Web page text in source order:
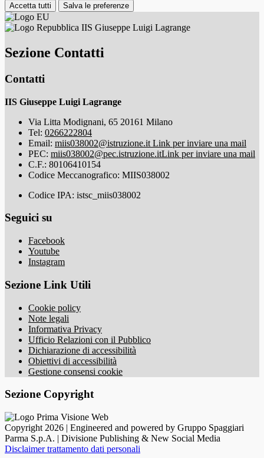
Accetta tutti Salva le preferenze
IIS Giuseppe Luigi Lagrange
Sezione Contatti
Contatti
IIS Giuseppe Luigi Lagrange
Via Litta Modignani, 65 20161 Milano
Tel: 0266222804
Email: miis038002@istruzione.it Link per inviare una mail
PEC: miis038002@pec.istruzione.itLink per inviare una mail
C.F.: 80106410154
Codice Meccanografico: MIIS038002
Codice IPA: istsc_miis038002
Seguici su
Facebook
Youtube
Instagram
Sezione Link Utili
Cookie policy
Note legali
Informativa Privacy
Ufficio Relazioni con il Pubblico
Dichiarazione di accessibilità
Obiettivi di accessibilità
Gestione consensi cookie
Sezione Copyright
Copyright 2026 | Engineered and powered by Gruppo Spaggiari
Parma S.p.A. | Divisione Publishing & New Social Media
Disclaimer trattamento dati personali